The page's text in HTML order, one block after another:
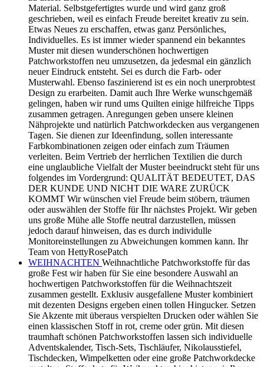
Material. Selbstgefertigtes wurde und wird ganz groß
geschrieben, weil es einfach Freude bereitet kreativ zu sein.
Etwas Neues zu erschaffen, etwas ganz Persönliches,
Individuelles. Es ist immer wieder spannend ein bekanntes
Muster mit diesen wunderschönen hochwertigen
Patchworkstoffen neu umzusetzen, da jedesmal ein gänzlich
neuer Eindruck entsteht. Sei es durch die Farb- oder
Musterwahl. Ebenso faszinierend ist es ein noch unerprobtest
Design zu erarbeiten. Damit auch Ihre Werke wunschgemäß
gelingen, haben wir rund ums Quilten einige hilfreiche Tipps
zusammen getragen. Anregungen geben unsere kleinen
Nähprojekte und natürlich Patchworkdecken aus vergangenen
Tagen. Sie dienen zur Ideenfindung, sollen interessante
Farbkombinationen zeigen oder einfach zum Träumen
verleiten. Beim Vertrieb der herrlichen Textilien die durch
eine unglaubliche Vielfalt der Muster beeindruckt steht für uns
folgendes im Vordergrund: QUALITÄT BEDEUTET, DAS
DER KUNDE UND NICHT DIE WARE ZURÜCK
KOMMT Wir wünschen viel Freude beim stöbern, träumen
oder auswählen der Stoffe für Ihr nächstes Projekt. Wir geben
uns große Mühe alle Stoffe neutral darzustellen, müssen
jedoch darauf hinweisen, das es durch individulle
Monitoreinstellungen zu Abweichungen kommen kann. Ihr
Team von HettyRosePatch
WEIHNACHTEN Weihnachtliche Patchworkstoffe für das
große Fest wir haben für Sie eine besondere Auswahl an
hochwertigen Patchworkstoffen für die Weihnachtszeit
zusammen gestellt. Exklusiv ausgefallene Muster kombiniert
mit dezenten Designs ergeben einen tollen Hingucker. Setzen
Sie Akzente mit überaus verspielten Drucken oder wählen Sie
einen klassischen Stoff in rot, creme oder grün. Mit diesen
traumhaft schönen Patchworkstoffen lassen sich individuelle
Adventskalender, Tisch-Sets, Tischläufer, Nikolausstiefel,
Tischdecken, Wimpelketten oder eine große Patchworkdecke